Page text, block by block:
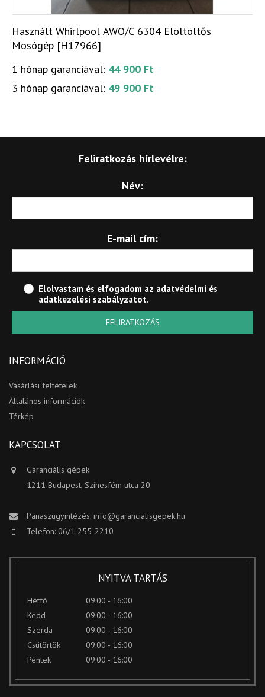
Használt Whirlpool AWO/C 6304 Elöltöltős
Mosógép [H17966]
1 hónap garanciával: 44 900 Ft
3 hónap garanciával: 49 900 Ft
Feliratkozás hírlevélre:
Név:
E-mail cím:
Elolvastam és elfogadom az adatvédelmi és
adatkezelési szabályzatot.
FELIRATKOZÁS
INFORMÁCIÓ
Vásárlási feltételek
Általános információk
Térkép
KAPCSOLAT
Garanciális gépek
1211 Budapest, Színesfém utca 20.
Panaszügyintézés: info@garancialisgepek.hu
Telefon: 06/1 255-2210
NYITVA TARTÁS
Hétfő
09:00 - 16:00
Kedd
09:00 - 16:00
Szerda
09:00 - 16:00
Csütörtök
09:00 - 16:00
Péntek
09:00 - 16:00